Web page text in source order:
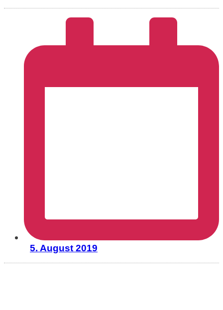
5. August 2019